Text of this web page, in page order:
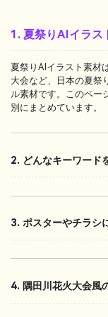
1. 夏祭りAIイラス
夏祭りAIイラスト素材
大会など、日本の夏祭
ル素材です。このペー
別にまとめています。
2. どんなキーワード
3. ポスターやチラシ
4. 隅田川花火大会風